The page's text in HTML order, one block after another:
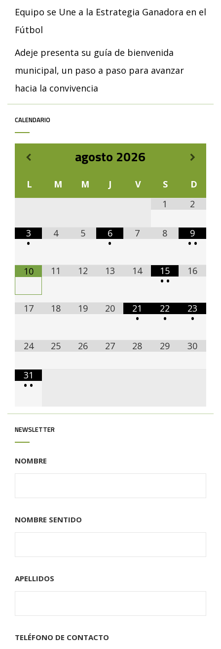
Equipo se Une a la Estrategia Ganadora en el
Fútbol
Adeje presenta su guía de bienvenida
municipal, un paso a paso para avanzar
hacia la convivencia
CALENDARIO
agosto 2026
L M M J V S
D
1
2
3
•
4 5
6
•
7 8
9
• •
10 11 12 13 14
15
• •
16
17 18 19 20
21
•
22
•
23
•
24 25 26 27 28 29 30
31
• •
NEWSLETTER
NOMBRE
NOMBRE SENTIDO
APELLIDOS
TELÉFONO DE CONTACTO